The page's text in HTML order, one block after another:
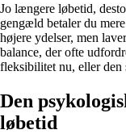
Jo længere løbetid,
gengæld betaler du
højere ydelser, men
balance, der ofte
fleksibilitet nu, eller den
Den
løbetid